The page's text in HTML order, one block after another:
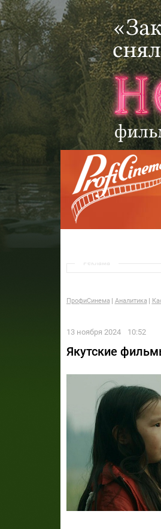
Реклама
ПрофиСинема Аналитика
13 ноября 2024 10:52
Якутские